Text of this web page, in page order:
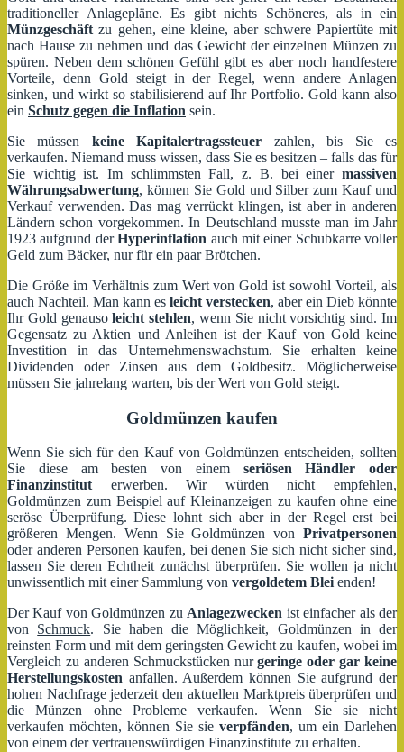
traditioneller Anlagepläne. Es gibt nichts Schöneres, als in ein
Münzgeschäft zu gehen, eine kleine, aber schwere Papiertüte mit
nach Hause zu nehmen und das Gewicht der einzelnen Münzen zu
spüren. Neben dem schönen Gefühl gibt es aber noch handfestere
Vorteile, denn Gold steigt in der Regel, wenn andere Anlagen
sinken, und wirkt so stabilisierend auf Ihr Portfolio. Gold kann also
ein Schutz gegen die Inflation sein.
Sie müssen keine Kapitalertragssteuer zahlen, bis Sie es
verkaufen. Niemand muss wissen, dass Sie es besitzen – falls das für
Sie wichtig ist. Im schlimmsten Fall, z. B. bei einer massiven
Währungsabwertung, können Sie Gold und Silber zum Kauf und
Verkauf verwenden. Das mag verrückt klingen, ist aber in anderen
Ländern schon vorgekommen. In Deutschland musste man im Jahr
1923 aufgrund derHyperinflation auch mit einer Schubkarre voller
Geld zum Bäcker, nur für ein paar Brötchen.
Die Größe im Verhältnis zum Wert von Gold ist sowohl Vorteil, als
auch Nachteil. Man kann es leicht verstecken, aber ein Dieb könnte
Ihr Gold genausoleicht stehlen, wenn Sie nicht vorsichtig sind. Im
Gegensatz zu Aktien und Anleihen ist der Kauf von Gold keine
Investition in das Unternehmenswachstum. Sie erhalten keine
Dividenden oder Zinsen aus dem Goldbesitz. Möglicherweise
müssen Sie jahrelang warten, bis der Wert von Gold steigt.
Goldmünzen kaufen
Wenn Sie sich für den Kauf von Goldmünzen entscheiden, sollten
Sie diese am besten von einem seriösen Händler oder
Finanzinstitut erwerben. Wir würden nicht empfehlen,
Goldmünzen zum Beispiel auf Kleinanzeigen zu kaufen ohne eine
seröse Überprüfung. Diese lohnt sich aber in der Regel erst bei
größeren Mengen. Wenn Sie Goldmünzen von Privatpersonen
oder anderen Personen kaufen, bei denen Sie sich nicht sicher sind,
lassen Sie deren Echtheit zunächst überprüfen. Sie wollen ja nicht
unwissentlich mit einer Sammlung von vergoldetem Blei enden!
Der Kauf von Goldmünzen zu Anlagezwecken ist einfacher als der
von Schmuck. Sie haben die Möglichkeit, Goldmünzen in der
reinsten Form und mit dem geringsten Gewicht zu kaufen, wobei im
Vergleich zu anderen Schmuckstücken nurgeringe oder gar keine
Herstellungskosten anfallen. Außerdem können Sie aufgrund der
hohen Nachfrage jederzeit den aktuellen Marktpreis überprüfen und
die Münzen ohne Probleme verkaufen. Wenn Sie sie nicht
verkaufen möchten, können Sie sie verpfänden, um ein Darlehen
von einem der vertrauenswürdigen Finanzinstitute zu erhalten.